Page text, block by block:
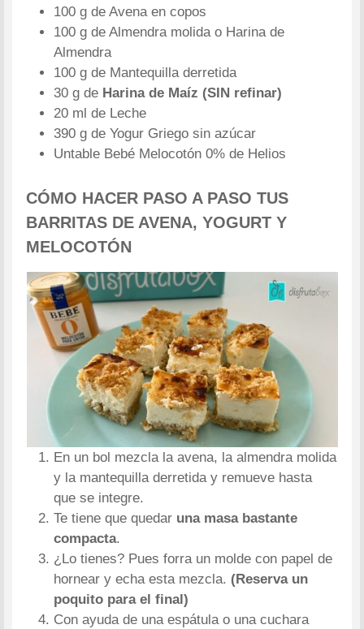
100 g de Avena en copos
100 g de Almendra molida o Harina de
Almendra
100 g de Mantequilla derretida
30 g de Harina de Maíz (SIN refinar)
20 ml de Leche
390 g de Yogur Griego sin azúcar
Untable Bebé Melocotón 0% de Helios
CÓMO HACER PASO A PASO TUS
BARRITAS DE AVENA, YOGURT Y
MELOCOTÓN
En un bol mezcla la avena, la almendra molida
y la mantequilla derretida y remueve hasta
que se integre.
Te tiene que quedar una masa bastante
compacta.
¿Lo tienes? Pues forra un molde con papel de
hornear y echa esta mezcla. (Reserva un
poquito para el final)
Con ayuda de una espátula o una cuchara